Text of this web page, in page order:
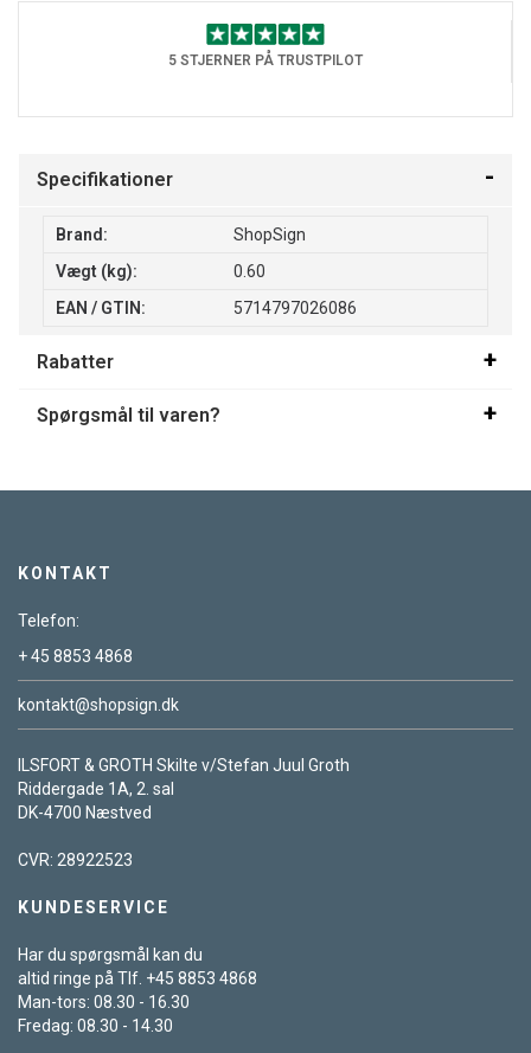
5 STJERNER PÅ TRUSTPILOT
Specifikationer
Brand:
ShopSign
Vægt (kg):
0.60
EAN / GTIN:
5714797026086
Rabatter
Spørgsmål til varen?
KONTAKT
Telefon:
+ 45 8853 4868
kontakt@shopsign.dk
ILSFORT & GROTH Skilte v/Stefan Juul Groth
Riddergade 1A, 2. sal
DK-4700 Næstved
CVR: 28922523
KUNDESERVICE
Har du spørgsmål kan du
altid ringe på Tlf. +45 8853 4868
Man-tors: 08.30 - 16.30
Fredag: 08.30 - 14.30